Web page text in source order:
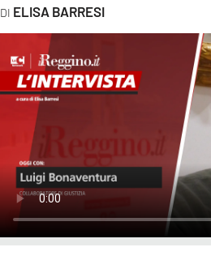
LACITYMAG.IT
ILREGGINO.IT
COSENZACHANNEL.IT
ILVIBONESE.IT
CATANZAROCHANNEL.IT
LACAPITALENEWS.IT
ELISA BARRESI